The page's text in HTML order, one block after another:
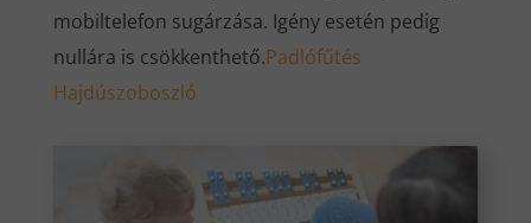
mobiltelefon sugárzása. Igény esetén pedig
nullára is csökkenthető.Padlófűtés
Hajdúszoboszló